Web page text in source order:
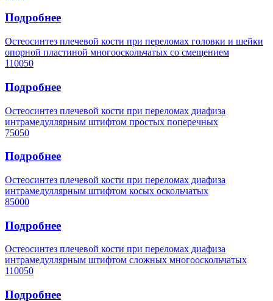
Подробнее
Остеосинтез плечевой кости при переломах головки и шейки
опорной пластиной многооскольчатых со смещением
110050
Подробнее
Остеосинтез плечевой кости при переломах диафиза
интрамедуллярным штифтом простых поперечных
75050
Подробнее
Остеосинтез плечевой кости при переломах диафиза
интрамедуллярным штифтом косых оскольчатых
85000
Подробнее
Остеосинтез плечевой кости при переломах диафиза
интрамедуллярным штифтом сложных многооскольчатых
110050
Подробнее